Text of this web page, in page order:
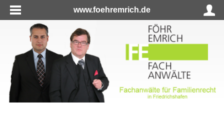
www.foehremrich.de